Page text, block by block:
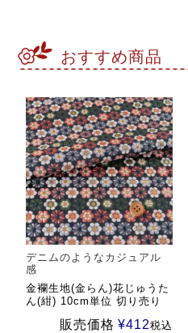
おすすめ商品
デニムのようなカジュアル
感
金襴生地(金らん)花じゅうた
ん(紺) 10cm単位 切り売り
販売価格 ¥412税込